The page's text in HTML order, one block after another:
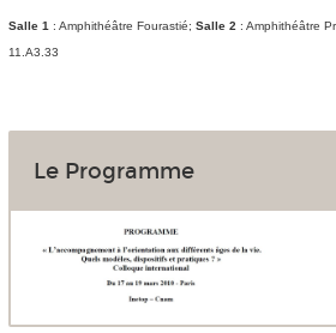
Salle 1 : Amphithéâtre Fourastié; Salle 2 : Amphithéâtre
11.A3.33
Le Programme